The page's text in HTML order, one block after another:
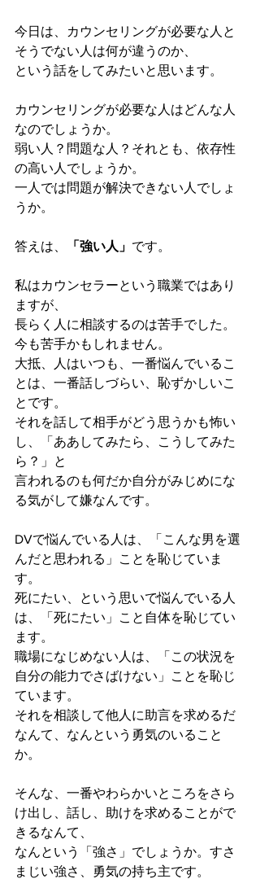
今日は、カウンセリングが必要な人と
そうでない人は何が違うのか、
という話をしてみたいと思います。
カウンセリングが必要な人はどんな人
なのでしょうか。
弱い人？問題な人？それとも、依存性
の高い人でしょうか。
一人では問題が解決できない人でしょ
うか。
答えは、 「強い人」 です。
私はカウンセラーという職業ではあり
ますが、
長らく人に相談するのは苦手でした。
今も苦手かもしれません。
大抵、人はいつも、一番悩んでいるこ
とは、一番話しづらい、恥ずかしいこ
とです。
それを話して相手がどう思うかも怖い
し、「ああしてみたら、こうしてみた
ら？」と
言われるのも何だか自分がみじめにな
る気がして嫌なんです。
DVで悩んでいる人は、「こんな男を選
んだと思われる」ことを恥じていま
す。
死にたい、という思いで悩んでいる人
は、「死にたい」こと自体を恥じてい
ます。
職場になじめない人は、「この状況を
自分の能力でさばけない」ことを恥じ
ています。
それを相談して他人に助言を求めるだ
なんて、なんという勇気のいること
か。
そんな、一番やわらかいところをさら
け出し、話し、助けを求めることがで
きるなんて、
なんという「強さ」でしょうか。すさ
まじい強さ、勇気の持ち主です。